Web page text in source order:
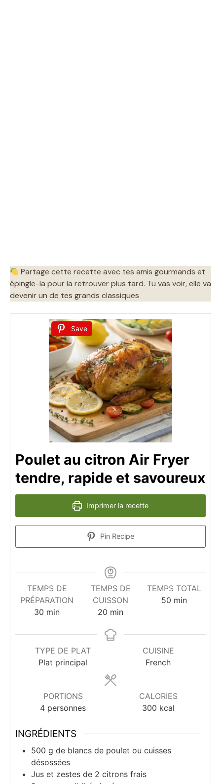
Partage cette recette avec tes amis gourmands et
épingle-la pour la retrouver plus tard. Tu vas voir, elle va
devenir un de tes grands classiques
Save
Poulet au citron Air Fryer
tendre, rapide et savoureux
Imprimer la recette
Pin Recipe
TEMPS DE
PRÉPARATION
30 minutes
min
TEMPS DE
CUISSON
20 minutes
min
TEMPS TOTAL
50minutes
min
TYPE DE PLAT
Plat principal
CUISINE
French
PORTIONS
4 personnes
CALORIES
300 kcal
INGRÉDIENTS
500 g de blancs de poulet ou cuisses
désossées
Jus et zestes de 2 citrons frais